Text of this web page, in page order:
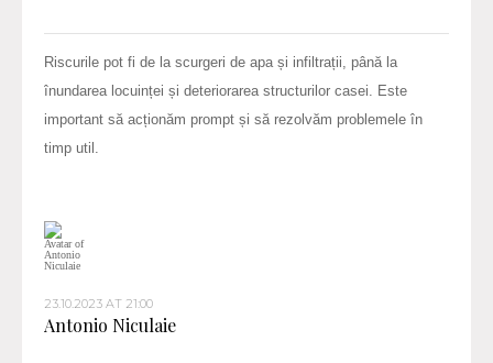
Riscurile pot fi de la scurgeri de apa și infiltrații, până la
înundarea locuinței și deteriorarea structurilor casei. Este
important să acționăm prompt și să rezolvăm problemele în
timp util.
23.10.2023 AT 21:00
Antonio Niculaie